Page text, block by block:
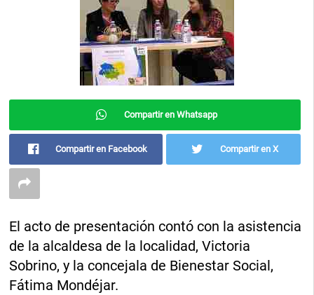
Compartir en Whatsapp
Compartir en Facebook Compartir en X
El acto de presentación contó con la asistencia
de la alcaldesa de la localidad, Victoria
Sobrino, y la concejala de Bienestar Social,
Fátima Mondéjar.